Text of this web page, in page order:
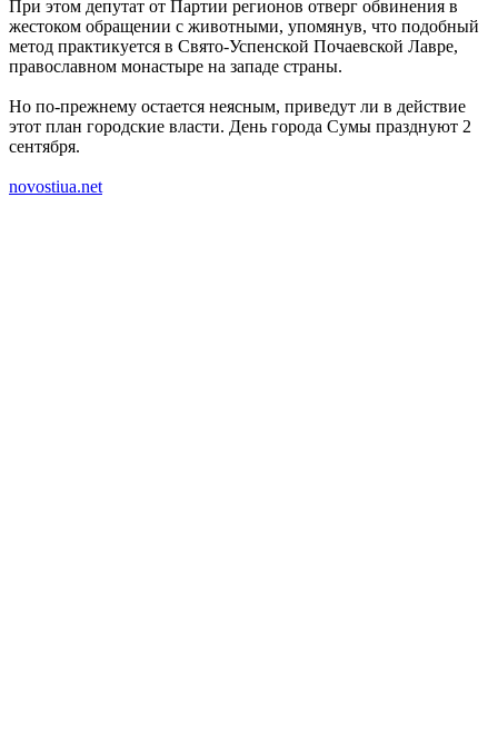
При этом депутат от Партии регионов отверг обвинения в
жестоком обращении с животными, упомянув, что подобный
метод практикуется в Свято-Успенской Почаевской Лавре,
православном монастыре на западе страны.
Но по-прежнему остается неясным, приведут ли в действие
этот план городские власти. День города Сумы празднуют 2
сентября.
novostiua.net